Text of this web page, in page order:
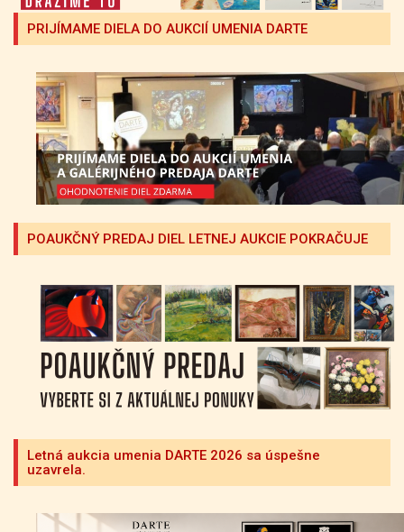
PRIJÍMAME DIELA DO AUKCIÍ UMENIA DARTE
POAUKČNÝ PREDAJ DIEL LETNEJ AUKCIE POKRAČUJE
Letná aukcia umenia DARTE 2026 sa úspešne
uzavrela.